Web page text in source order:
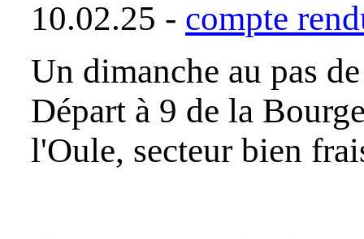
10.02.25 - compte
Un dimanche au pas
Départ à 9 de la
l'Oule, secteur bien